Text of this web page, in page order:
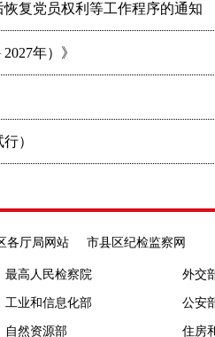
复党员权利等工作程序的通知
年）》
）
各厅局网站 市县区纪检监察网
最高人民检察院 外交
工业和信息化部 公安
自然资源部 住房